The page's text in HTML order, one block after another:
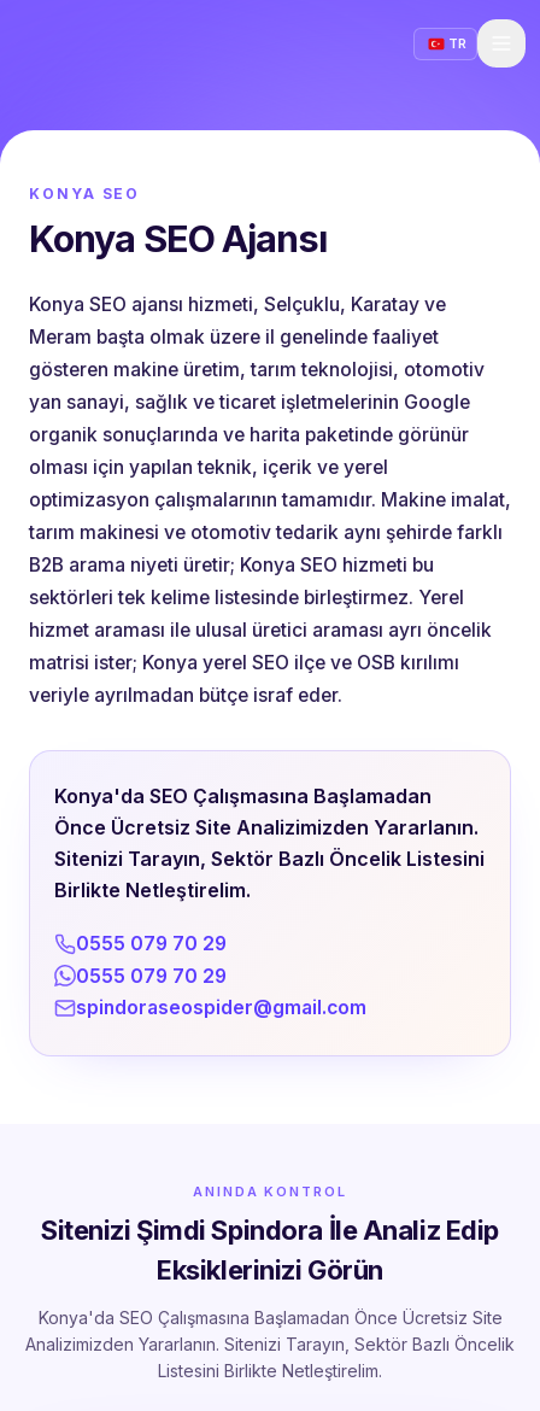
TR
KONYA SEO
Konya SEO Ajansı
Konya SEO ajansı hizmeti, Selçuklu, Karatay ve
Meram başta olmak üzere il genelinde faaliyet
gösteren makine üretim, tarım teknolojisi, otomotiv
yan sanayi, sağlık ve ticaret işletmelerinin Google
organik sonuçlarında ve harita paketinde görünür
olması için yapılan teknik, içerik ve yerel
optimizasyon çalışmalarının tamamıdır. Makine imalat,
tarım makinesi ve otomotiv tedarik aynı şehirde farklı
B2B arama niyeti üretir; Konya SEO hizmeti bu
sektörleri tek kelime listesinde birleştirmez. Yerel
hizmet araması ile ulusal üretici araması ayrı öncelik
matrisi ister; Konya yerel SEO ilçe ve OSB kırılımı
veriyle ayrılmadan bütçe israf eder.
Konya'da SEO Çalışmasına Başlamadan
Önce Ücretsiz Site Analizimizden Yararlanın.
Sitenizi Tarayın, Sektör Bazlı Öncelik Listesini
Birlikte Netleştirelim.
0555 079 70 29
0555 079 70 29
spindoraseospider@gmail.com
ANINDA KONTROL
Sitenizi Şimdi Spindora İle Analiz Edip
Eksiklerinizi Görün
Konya'da SEO Çalışmasına Başlamadan Önce Ücretsiz Site
Analizimizden Yararlanın. Sitenizi Tarayın, Sektör Bazlı Öncelik
Listesini Birlikte Netleştirelim.